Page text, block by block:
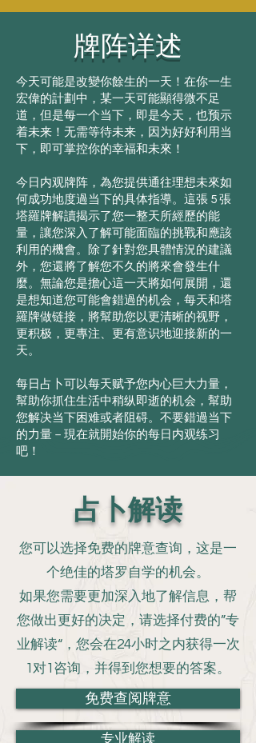
牌阵详述
今天可能是改變你餘生的一天！在你一生
宏偉的計劃中，某一天可能顯得微不足
道，但是每一个当下，即是今天，也预示
着未来！无需等待未来，因为好好利用当
下，即可掌控你的幸福和未來！
今日内观牌阵，為您提供通往理想未來如
何成功地度過当下的具体指導。這張 5 張
塔羅牌解讀揭示了您一整天所經歷的能
量，讓您深入了解可能面臨的挑戰和應該
利用的機會。除了針對您具體情況的建議
外，您還將了解您不久的將來會發生什
麼。無論您是擔心這一天將如何展開，還
是想知道您可能會錯過的机会，每天和塔
羅牌做链接，將幫助您以更清晰的视野，
更积极，更專注、更有意识地迎接新的一
天。
每日占卜可以每天赋予您内心巨大力量，
幫助你抓住生活中稍纵即逝的机会，幫助
您解决当下困难或者阻碍。不要錯過当下
的力量－現在就開始你的每日内观练习
吧！
占卜解读
您可以选择免费的牌意查询，这是一
个绝佳的塔罗自学的机会。
如果您需要更加深入地了解信息，帮
您做出更好的决定，请选择付费的”专
业解读“，您会在24小时之内获得一次
1对1咨询，并得到您想要的答案。
免费查阅牌意
专业解读